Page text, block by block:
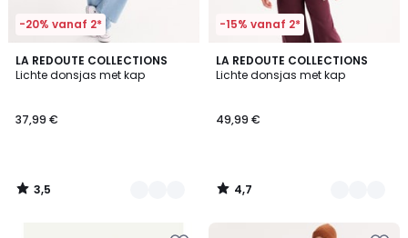
-20% vanaf 2*
LA REDOUTE COLLECTIONS
Lichte donsjas met kap
€.
37,99 €
3,5
/ 5
3
Kleuren
3,5
/
-15% vanaf 2*
LA REDOUTE COLLECTIONS
Lichte donsjas met kap
49,99 €
4,7
/ 5
4
Kleuren
4,7
/